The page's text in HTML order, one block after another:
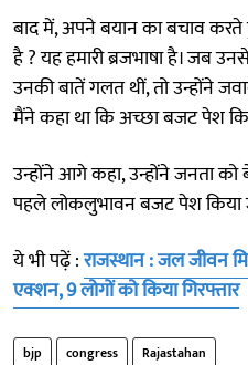
बाद में, अपने बयान का बचाव
है ? यह हमारी ब्रजभाषा है। जब
उनकी बातें गलत थीं, तो उन्होंने
मैंने कहा था कि अच्छा बजट पेश
उन्होंने आगे कहा, उन्होंने जनता
पहले लोकलुभावन बजट पेश किया
ये भी पढ़ें :राजस्थान : जल जीवन
एक्शन, 9 लोगों को किया गिरफ्तार
bjp congress Rajastahan